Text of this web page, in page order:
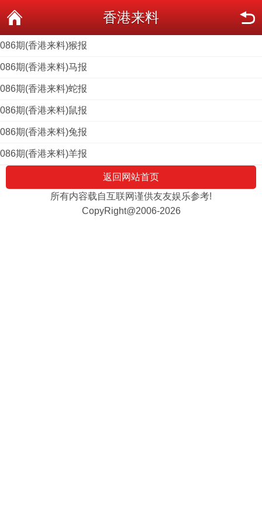
香港来料
086期(香港来料)猴报
086期(香港来料)马报
086期(香港来料)蛇报
086期(香港来料)鼠报
086期(香港来料)兔报
086期(香港来料)羊报
返回网站首页
所有内容载自互联网谨供友友娱乐参考!
CopyRight@2006-2026